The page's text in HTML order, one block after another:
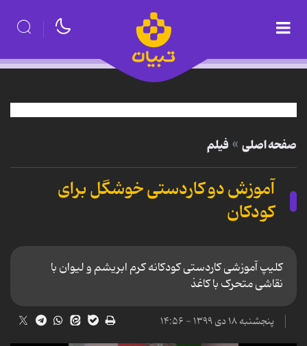
صفحه اصلی فیلم
آموزش دو کاردستی خوشگل برای
کودکان
کلیپ آموزشی کاردستی کودکانه کرم ابریشم و لیوان با
نقاشی متحرک با کاغذ
پنجشنبه ۱۸ دی ۱۳۹۹ - ۱۴:۵۶